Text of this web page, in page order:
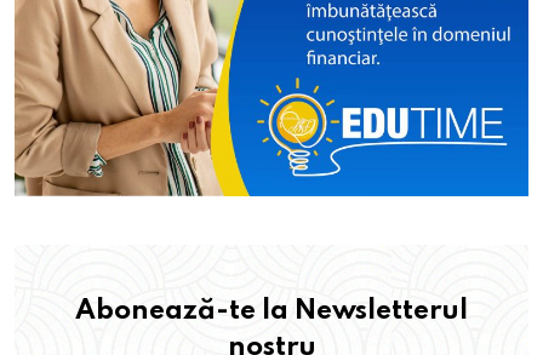
Abonează-te la Newsletterul
nostru